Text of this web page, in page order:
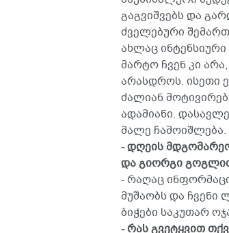
გაგვიშვებს და
ძველებური
ახლაც
მარტო ჩვენ კი
არასდროს. ისეთი
ძალიან
ადამიანი.
მალე ჩამოიშლება.
- დღეის
და გიორგი
- რაღაც
მუშაობს და ჩვენი
ბიჭები საკუთარ
- რას გვეტყვით